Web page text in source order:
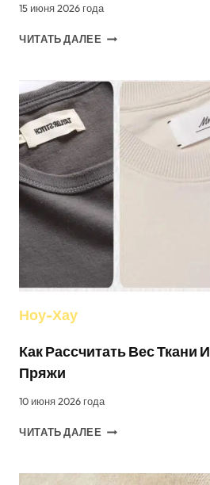
15 июня 2026 года
ЧИТАТЬ ДАЛЕЕ СОВЕТЫ
И
УХОДУ
ТОЛСТОВКАМИ
Ноу-Хау
Как Рассчитать Вес Ткани
Пряжи
10 июня 2026 года
ЧИТАТЬ ДАЛЕЕ КАК
ТКАНИ